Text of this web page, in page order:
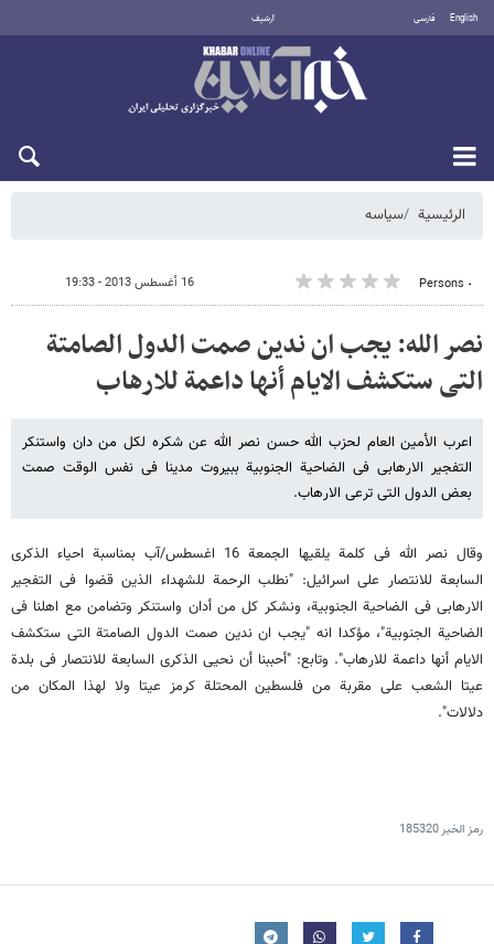
English فارسی أرشيف
الرئيسية سیاسه
٠ Persons 16 أغسطس 2013 - 19:33
نصر الله: یجب ان ندین صمت الدول الصامتة
التی ستکشف الایام أنها داعمة للارهاب
اعرب الأمین العام لحزب الله حسن نصر الله عن شکره لکل من دان واستنکر
التفجیر الارهابی فی الضاحیة الجنوبیة ببیروت مدینا فی نفس الوقت صمت
بعض الدول التی ترعى الارهاب.
وقال نصر الله فی کلمة یلقیها الجمعة 16 اغسطس/آب بمناسبة احیاء الذکرى
السابعة للانتصار على اسرائیل: "نطلب الرحمة للشهداء الذین قضوا فی التفجیر
الارهابی فی الضاحیة الجنوبیة، ونشکر کل من أدان واستنکر وتضامن مع اهلنا فی
الضاحیة الجنوبیة"، مؤکدا انه "یجب ان ندین صمت الدول الصامتة التی ستکشف
الایام أنها داعمة للارهاب". وتابع: "أحببنا أن نحیی الذکرى السابعة للانتصار فی بلدة
عیتا الشعب على مقربة من فلسطین المحتلة کرمز عیتا ولا لهذا المکان من
دلالات".
رمز الخبر185320